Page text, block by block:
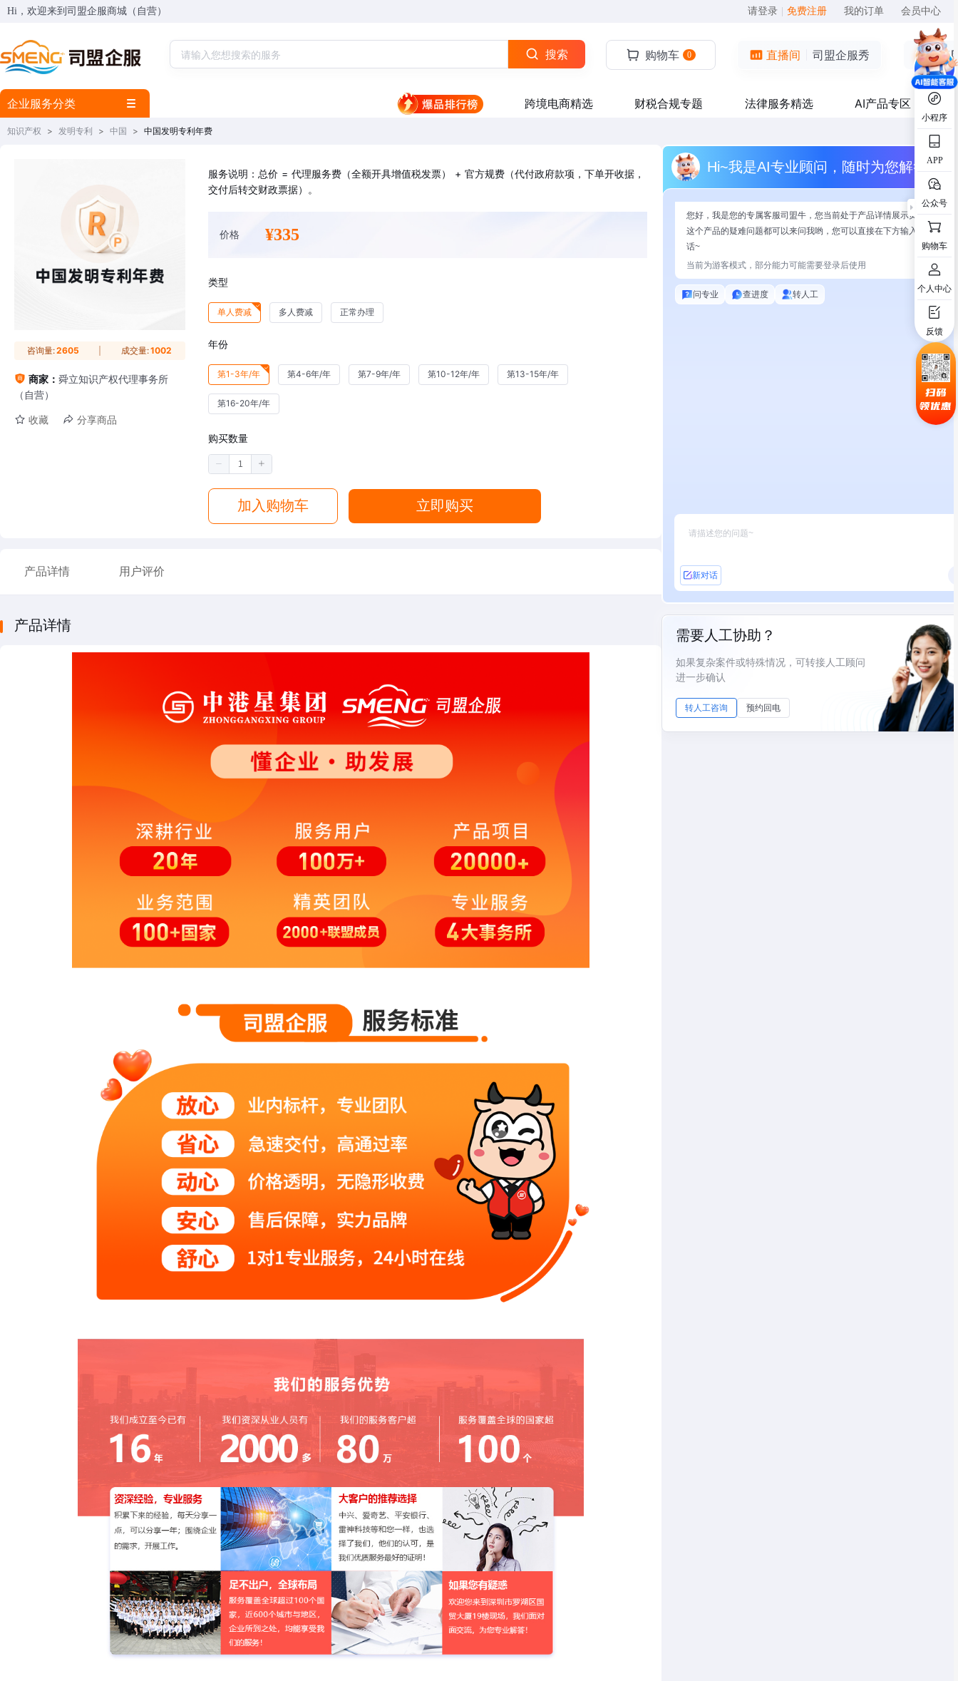
Hi，欢迎来到司盟企服商城（自营） 请登录 免费注册 我的订单 会员中心
小程序
APP
公众号
购物车
个人中心
反馈
扫码
领优惠
搜索 购物车 0 直播间 司盟企服秀
企业服务分类 跨境电商精选 财税合规专题 法律服务精选 AI产品专区
知识产权 > 发明专利 > 中国 > 中国发明专利年费
咨询量:2605 成交量:1002
商家： 舜立知识产权代理事务所
（自营）
收藏 分享商品
服务说明：总价 = 代理服务费（全额开具增值税发票） + 官方规费（代付政府款项，下单开收据，
交付后转交财政票据）。
价格 ¥335
类型
单人费减 多人费减 正常办理
年份
第1-3年/年 第4-6年/年 第7-9年/年 第10-12年/年 第13-15年/年
第16-20年/年
购买数量
加入购物车 立即购买
产品详情 用户评价
产品详情
Hi~我是AI专业顾问，随时为您解答
您好，我是您的专属客服司盟牛，您当前处于产品详情展示页面，有关
这个产品的疑难问题都可以来问我哟，您可以直接在下方输入问题开始
话~
当前为游客模式，部分能力可能需要登录后使用
问专业 查进度 转人工
新对话
需要人工协助？
如果复杂案件或特殊情况，可转接人工顾问
进一步确认
转人工咨询 预约回电